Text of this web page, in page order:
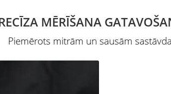
MĒRĪŠANA
Piemērots mitrām un sausām